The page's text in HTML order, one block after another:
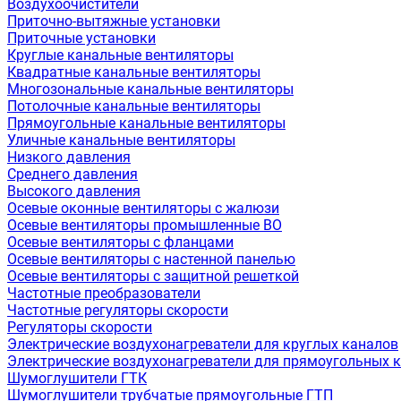
Воздухоочистители
Приточно-вытяжные установки
Приточные установки
Круглые канальные вентиляторы
Квадратные канальные вентиляторы
Многозональные канальные вентиляторы
Потолочные канальные вентиляторы
Прямоугольные канальные вентиляторы
Уличные канальные вентиляторы
Низкого давления
Среднего давления
Высокого давления
Осевые оконные вентиляторы с жалюзи
Осевые вентиляторы промышленные ВО
Осевые вентиляторы с фланцами
Осевые вентиляторы с настенной панелью
Осевые вентиляторы с защитной решеткой
Частотные преобразователи
Частотные регуляторы скорости
Регуляторы скорости
Электрические воздухонагреватели для круглых каналов
Электрические воздухонагреватели для прямоугольных
Шумоглушители ГТК
Шумоглушители трубчатые прямоугольные ГТП